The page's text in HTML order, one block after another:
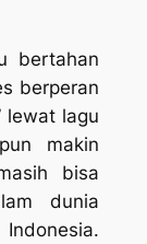
bertahan
berperan
lewat lagu
makin
bisa
dunia